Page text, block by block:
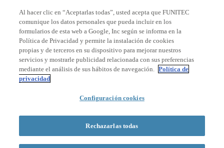
Miembro de
Acreditaciones
© 2026 La Salle Campus Barcelona - URL |
Formulario de búsqueda
Al hacer clic en “Aceptarlas todas”, usted acepta que FUNITEC
comunique los datos personales que pueda incluir en los
formularios de esta web a Google, Inc según se informa en la
Política de Privacidad y permite la instalación de cookies
propias y de terceros en su dispositivo para mejorar nuestros
servicios y mostrarle publicidad relacionada con sus preferencias
mediante el análisis de sus hábitos de navegación. Política de
privacidad
Configuración cookies
Rechazarlas todas